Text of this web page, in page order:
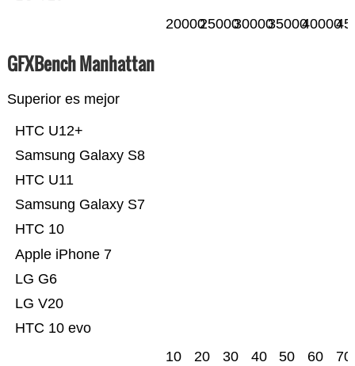
2000025000300003500040000
GFXBench Manhattan
Superior es mejor
HTC 10 evo
LG V20
LG G6
Apple iPhone 7
HTC 10
Samsung Galaxy S7
HTC U11
Samsung Galaxy S8
HTC U12+
10 20 30 40 50 60 70